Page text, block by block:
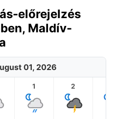
előrejelzés
Maldív-
01, 2026
1 2